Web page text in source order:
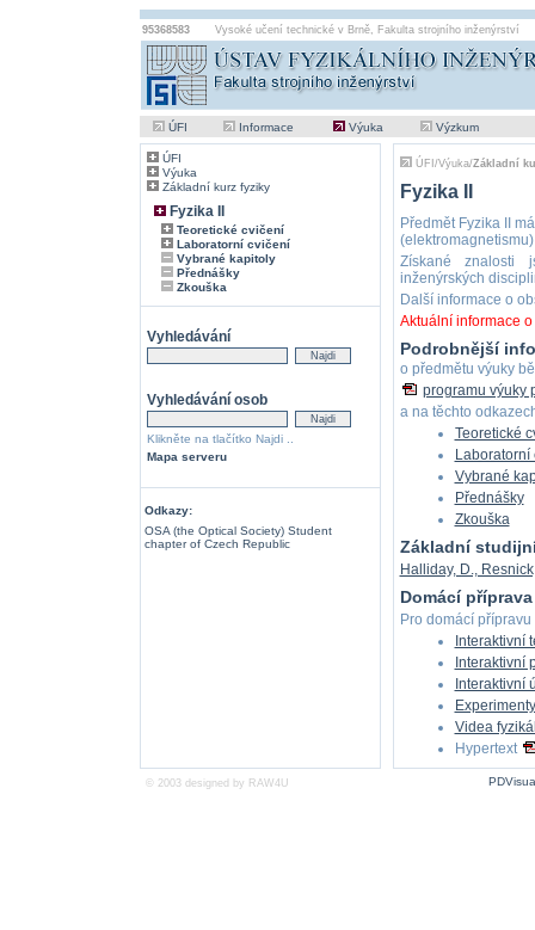
95368583 Vysoké učení technické v Brně, Fakulta strojního inženýrství
ÚFI Informace Výuka Výzkum
ÚFI
Výuka
Základní kurz fyziky
Fyzika II
Teoretické cvičení
Laboratorní cvičení
Vybrané kapitoly
Přednášky
Zkouška
Vyhledávání
Vyhledávání osob
Klikněte na tlačítko Najdi ..
Mapa serveru
Odkazy:
OSA (the Optical Society) Student
chapter of Czech Republic
ÚFI /Výuka/Základní
Fyzika II
Předmět Fyzika II
Získané znalosti
inženýrských
Další informace o
Aktuální informace
Podrobnější
o předmětu výuky
programu výuky
a na těchto
Teoretické
Laboratorní
Vybrané
Přednášky
Zkouška
Základní
Halliday, D.,
Domácí
Pro domácí
Interaktivní
Interaktivní
Interaktivní
Videa
Hypertext
© 2003 designed by RAW4U